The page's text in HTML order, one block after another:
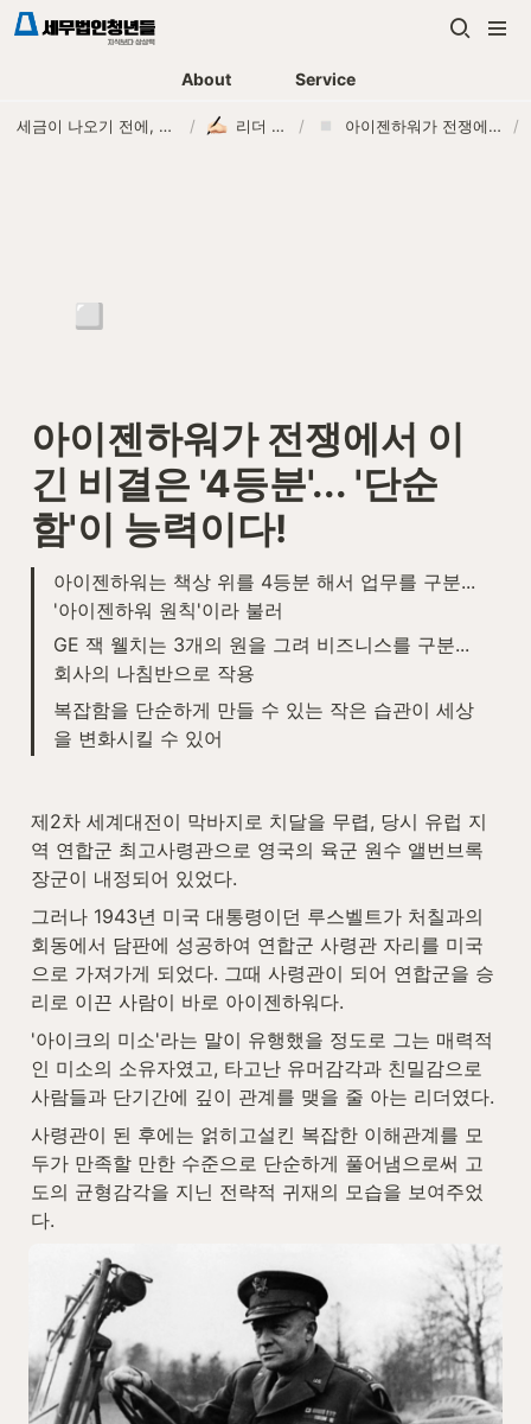
About Service
세금이 나오기 전에, 먼저 연락하는 세무법인 / 리더 칼럼 / 아이젠하워가 전쟁에서 이긴 비결은 '4등분'... '단순함'이 능력이다! /
▫️
아이젠하워가 전쟁에서 이
긴 비결은 '4등분'... '단순
함'이 능력이다!
아이젠하워는 책상 위를 4등분 해서 업무를 구분...
'아이젠하워 원칙'이라 불러
GE 잭 웰치는 3개의 원을 그려 비즈니스를 구분...
회사의 나침반으로 작용
복잡함을 단순하게 만들 수 있는 작은 습관이 세상
을 변화시킬 수 있어
제2차 세계대전이 막바지로 치달을 무렵, 당시 유럽 지
역 연합군 최고사령관으로 영국의 육군 원수 앨번브록
장군이 내정되어 있었다.
그러나 1943년 미국 대통령이던 루스벨트가 처칠과의
회동에서 담판에 성공하여 연합군 사령관 자리를 미국
으로 가져가게 되었다. 그때 사령관이 되어 연합군을 승
리로 이끈 사람이 바로 아이젠하워다.
'아이크의 미소'라는 말이 유행했을 정도로 그는 매력적
인 미소의 소유자였고, 타고난 유머감각과 친밀감으로
사람들과 단기간에 깊이 관계를 맺을 줄 아는 리더였다.
사령관이 된 후에는 얽히고설킨 복잡한 이해관계를 모
두가 만족할 만한 수준으로 단순하게 풀어냄으로써 고
도의 균형감각을 지닌 전략적 귀재의 모습을 보여주었
다.